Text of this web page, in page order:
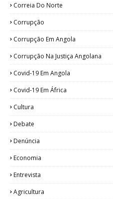
Correia Do Norte
Corrupção
Corrupção Em Angola
Corrupção Na Justiça Angolana
Covid-19 Em Angola
Covid-19 Em África
Cultura
Debate
Denúncia
Economia
Entrevista
Agricultura